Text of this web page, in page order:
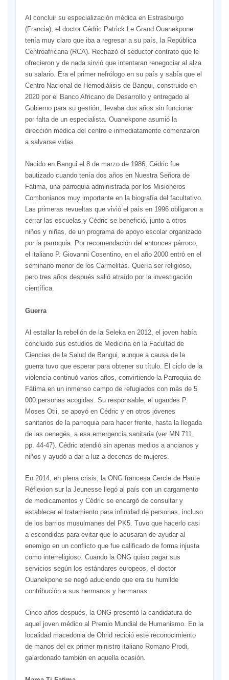
Al concluir su especialización médica en Estrasburgo
(Francia), el doctor Cédric Patrick Le Grand Ouanekpone
tenía muy claro que iba a regresar a su país, la República
Centroafricana (RCA). Rechazó el seductor contrato que le
ofrecieron y de nada sirvió que intentaran renegociar al alza
su salario. Era el primer nefrólogo en su país y sabía que el
Centro Nacional de Hemodiálisis de Bangui, construido en
2020 por el Banco Africano de Desarrollo y entregado al
Gobierno para su gestión, llevaba dos años sin funcionar
por falta de un especialista. Ouanekpone asumió la
dirección médica del centro e inmediatamente comenzaron
a salvarse vidas.
Nacido en Bangui el 8 de marzo de 1986, Cédric fue
bautizado cuando tenía dos años en Nuestra Señora de
Fátima, una parroquia administrada por los Misioneros
Combonianos muy importante en la biografía del facultativo.
Las primeras revueltas que vivió el país en 1996 obligaron a
cerrar las escuelas y Cédric se benefició, junto a otros
niños y niñas, de un programa de apoyo escolar organizado
por la parroquia. Por recomendación del entonces párroco,
el italiano P. ­Giovanni Cosentino, en el año 2000 entró en el
seminario menor de los Carmelitas. Quería ser religioso,
pero tres años después salió atraído por la investigación
científica.
Guerra
Al estallar la rebelión de la Seleka en 2012, el joven había
concluido sus estudios de Medicina en la Facultad de
Ciencias de la Salud de Bangui, aunque a causa de la
guerra tuvo que esperar para obtener su título. El ciclo de la
violencia continuó varios años, convirtiendo la Parroquia de
Fátima en un inmenso campo de refugiados con más de 5
000 personas acogidas. Su responsable, el ugandés P.
Moses Otii, se apoyó en Cédric y en otros jóvenes
sanitarios de la parroquia para hacer frente, hasta la llegada
de las oenegés, a esa emergencia sanitaria (ver MN 711,
pp. 44-47). Cédric atendió sin apenas medios a ancianos y
niños y ayudó a dar a luz a decenas de mujeres.
En 2014, en plena crisis, la ONG francesa Cercle de Haute
Réflexion sur la Jeunesse llegó al país con un cargamento
de medicamentos y Cédric se encargó de consultar y
establecer el tratamiento para infinidad de personas, incluso
de los barrios musulmanes del PK5. Tuvo que hacerlo casi
a escondidas para evitar que lo acusaran de ayudar al
enemigo en un conflicto que fue calificado de forma injusta
como interreligioso. Cuando la ONG quiso pagar sus
servicios según los estándares europeos, el doctor
Ouanekpone se negó aduciendo que era su humilde
contribución a sus hermanos y hermanas.
Cinco años después, la ONG presentó la candidatura de
aquel joven médico al Premio Mundial de Humanismo. En la
localidad macedonia de Ohrid recibió este reconocimiento
de manos del ex primer ministro italiano Romano Prodi,
galardonado también en aquella ocasión.